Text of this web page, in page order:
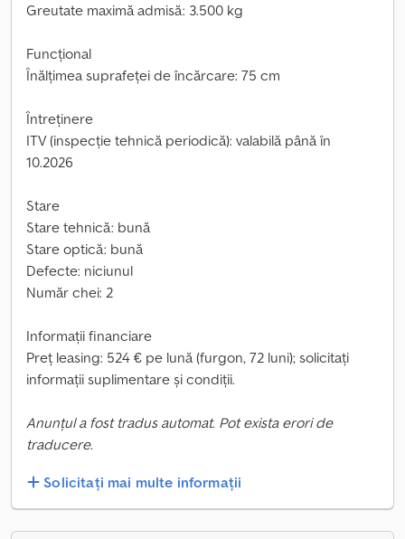
Greutate maximă admisă: 3.500 kg
Funcțional
Înălțimea suprafeței de încărcare: 75 cm
Întreținere
ITV (inspecție tehnică periodică): valabilă până în
10.2026
Stare
Stare tehnică: bună
Stare optică: bună
Defecte: niciunul
Număr chei: 2
Informații financiare
Preț leasing: 524 € pe lună (furgon, 72 luni); solicitați
informații suplimentare și condiții.
Anunțul a fost tradus automat. Pot exista erori de
traducere.
Solicitați mai multe informații